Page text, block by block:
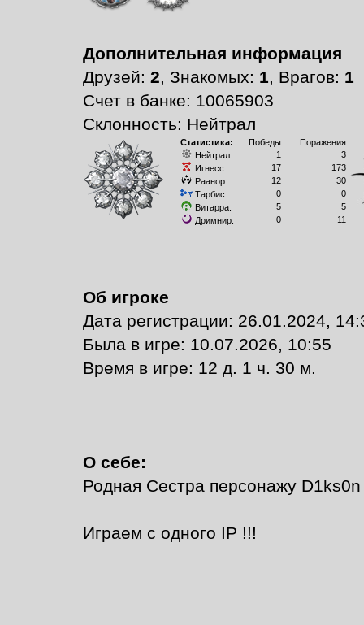
Дополнительная информация
Друзей: 2, Знакомых: 1, Врагов: 1
Счет в банке: 10065903
Склонность: Нейтрал
Статистика: Победы
Поражения
Нейтрал:
1
3
Игнесс:
17
173
Раанор:
12
30
Тарбис:
0
0
Витарра:
5
5
Дримнир:
0 11
Об игроке
Дата регистрации: 26.01.2024,
Былa в игре: 10.07.2026, 10:55
Время в игре: 12 д. 1 ч. 30 м.
О себе:
Родная Сестра персонажу D1ks0n
Играем с одного IP !!!